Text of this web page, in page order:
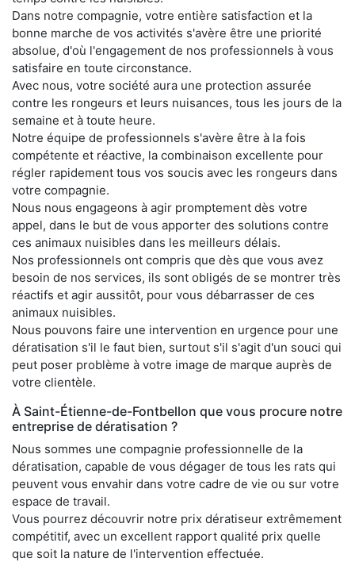
Dans notre compagnie, votre entière satisfaction et la
bonne marche de vos activités s'avère être une priorité
absolue, d'où l'engagement de nos professionnels à vous
satisfaire en toute circonstance.
Avec nous, votre société aura une protection assurée
contre les rongeurs et leurs nuisances, tous les jours de la
semaine et à toute heure.
Notre équipe de professionnels s'avère être à la fois
compétente et réactive, la combinaison excellente pour
régler rapidement tous vos soucis avec les rongeurs dans
votre compagnie.
Nous nous engageons à agir promptement dès votre
appel, dans le but de vous apporter des solutions contre
ces animaux nuisibles dans les meilleurs délais.
Nos professionnels ont compris que dès que vous avez
besoin de nos services, ils sont obligés de se montrer très
réactifs et agir aussitôt, pour vous débarrasser de ces
animaux nuisibles.
Nous pouvons faire une intervention en urgence pour une
dératisation s'il le faut bien, surtout s'il s'agit d'un souci qui
peut poser problème à votre image de marque auprès de
votre clientèle.
À Saint-Étienne-de-Fontbellon que vous procure notre
entreprise de dératisation ?
Nous sommes une compagnie professionnelle de la
dératisation, capable de vous dégager de tous les rats qui
peuvent vous envahir dans votre cadre de vie ou sur votre
espace de travail.
Vous pourrez découvrir notre prix dératiseur extrêmement
compétitif, avec un excellent rapport qualité prix quelle
que soit la nature de l'intervention effectuée.